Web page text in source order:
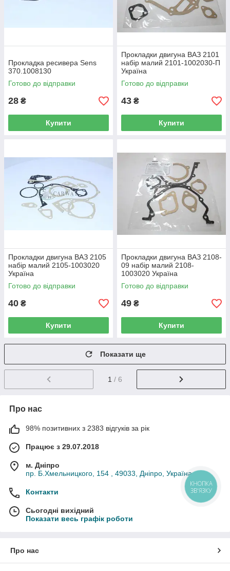
Прокладка ресивера Sens
370.1008130
Готово до відправки
28 ₴
Купити
Прокладки двигуна ВАЗ 2101
набір малий 2101-1002030-П
Україна
Готово до відправки
43 ₴
Купити
Прокладки двигуна ВАЗ 2105
набір малий 2105-1003020
Україна
Готово до відправки
40 ₴
Купити
Прокладки двигуна ВАЗ 2108-
09 набір малий 2108-
1003020 Україна
Готово до відправки
49 ₴
Купити
Показати ще
1 / 6
Про нас
98% позитивних з 2383 відгуків за рік
Працює з 29.07.2018
м. Дніпро
пр. Б.Хмельницкого, 154 , 49033, Дніпро, Україна
Контакти
Сьогодні вихідний
Показати весь графік роботи
Про нас
КНОПКА
ЗВ'ЯЗКУ